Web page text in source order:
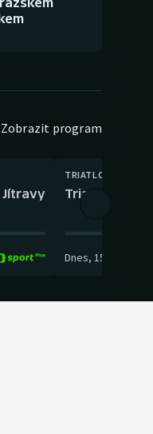
Zobrazit program
Jítravy
TRIATLON
Triatlon:
Dnes, 15:00